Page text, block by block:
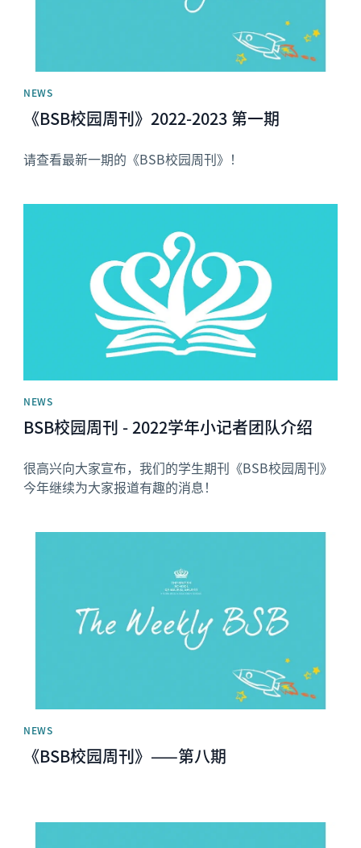
NEWS
《BSB校园周刊》2022-2023 第一期
请查看最新一期的《BSB校园周刊》！
NEWS
BSB校园周刊 - 2022学年小记者团队介绍
很高兴向大家宣布，我们的学生期刊《BSB校园周刊》
今年继续为大家报道有趣的消息！
NEWS
《BSB校园周刊》——第八期